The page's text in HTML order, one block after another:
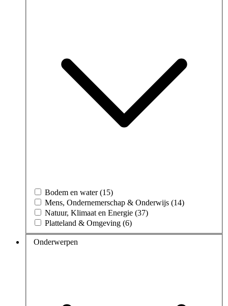
Bodem en water (15)
Mens, Ondernemerschap & Onderwijs (14)
Natuur, Klimaat en Energie (37)
Platteland & Omgeving (6)
Onderwerpen